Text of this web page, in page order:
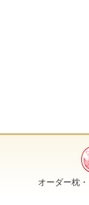
オーダー枕